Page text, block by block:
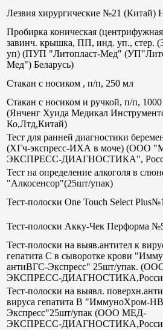
Лезвия хирургические №21 (Китай)
Пробирка коническая
завинч. крышка, ПП, инд. уп., стер.
уп) (ПУП "Литопласт-Мед"
Мед") Беларусь)
Стакан с носиком , п/п, 250 мл
Стакан с носиком и ручкой, п/п,
(Янченг Хуида Медикал
Ко,Лтд,Китай)
Тест для ранней диагностики
(ХГч-экспресс-ИХА в моче) (ООО
ЭКСПРЕСС-ДИАГНОСТИКА",
Тест на определение алкоголя в
"Алкосенсор"(25шт/упак)
Тест-полоски One Touch Select
Тест-полоски Акку-Чек Перформа
Тест-полоски на выяв.антител к
гепатита С в сыворотке крови
антиВГС-Экспресс" 25шт/упак.
ЭКСПРЕСС-
Тест-полоски на выявл.
вируса гепатита В "ИммуноХром-
Экспресс"25шт/упак (ООО МЕД-
ЭКСПРЕСС-